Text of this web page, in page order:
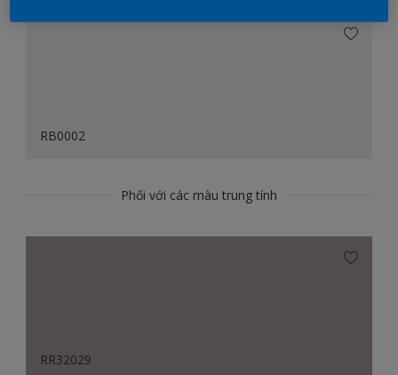
RB0002
Phối với các màu trung tính
RR32029